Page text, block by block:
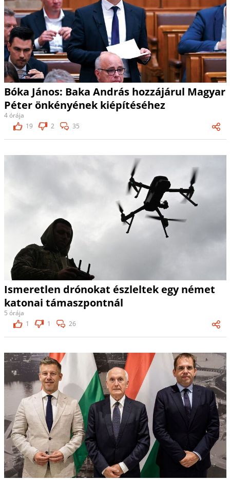
Bóka János: Baka András hozzájárul Magyar
Péter önkényének kiépítéséhez
4 órája
19
2 35
Ismeretlen drónokat észleltek egy német
katonai támaszpontnál
5 órája
1
1 26